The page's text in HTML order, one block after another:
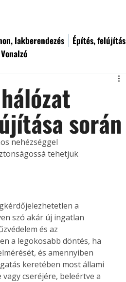
lakberendezés Építés, felújítás
Vonalzó
során
nehézséggel
tehetjük
a
szó akár új ingatlan
és az
a legokosabb döntés, ha
és amennyiben
keretében most állami
cseréjére, beleértve a